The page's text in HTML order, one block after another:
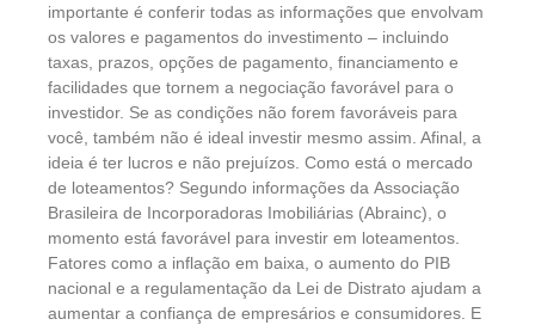
importante é conferir todas as informações que envolvam
os valores e pagamentos do investimento – incluindo
taxas, prazos, opções de pagamento, financiamento e
facilidades que tornem a negociação favorável para o
investidor. Se as condições não forem favoráveis para
você, também não é ideal investir mesmo assim. Afinal, a
ideia é ter lucros e não prejuízos. Como está o mercado
de loteamentos? Segundo informações da Associação
Brasileira de Incorporadoras Imobiliárias (Abrainc), o
momento está favorável para investir em loteamentos.
Fatores como a inflação em baixa, o aumento do PIB
nacional e a regulamentação da Lei de Distrato ajudam a
aumentar a confiança de empresários e consumidores. E